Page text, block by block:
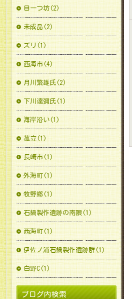
目一つ坊(2)
未成品(2)
ズリ(1)
西海市(4)
月川繁雄氏(2)
下川達彌氏(1)
海岸沿い(1)
菰立(1)
長崎市(1)
外海町(1)
牧野郷(1)
石鍋製作遺跡の南限(1)
西海町(1)
伊佐ノ浦石鍋製作遺跡群(1)
白野C(1)
ブログ内検索